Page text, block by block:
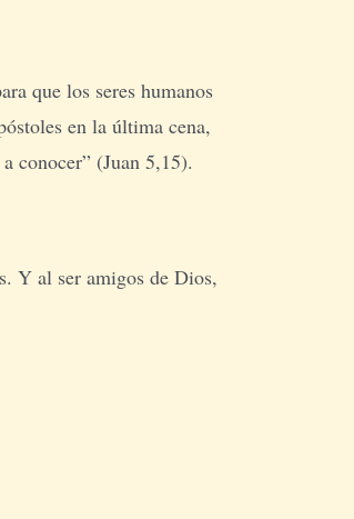
que los seres humanos
en la última cena,
conocer” (Juan 5,15).
Y al ser amigos de Dios,